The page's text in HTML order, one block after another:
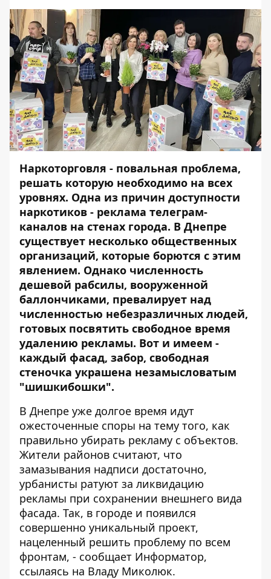
Наркоторговля - повальная проблема,
решать которую необходимо на всех
уровнях. Одна из причин доступности
наркотиков - реклама телеграм-
каналов на стенах города. В Днепре
существует несколько общественных
организаций, которые борются с этим
явлением. Однако численность
дешевой рабсилы, вооруженной
баллончиками, превалирует над
численностью небезразличных людей,
готовых посвятить свободное время
удалению рекламы. Вот и имеем -
каждый фасад, забор, свободная
стеночка украшена незамысловатым
"шишкибошки".
В Днепре уже долгое время идут
ожесточенные споры на тему того, как
правильно убирать рекламу с объектов.
Жители районов считают, что
замазывания надписи достаточно,
урбанисты ратуют за ликвидацию
рекламы при сохранении внешнего вида
фасада. Так, в городе и появился
совершенно уникальный проект,
нацеленный решить проблему по всем
фронтам, - сообщает Информатор,
ссылаясь на Владу Миколюк.